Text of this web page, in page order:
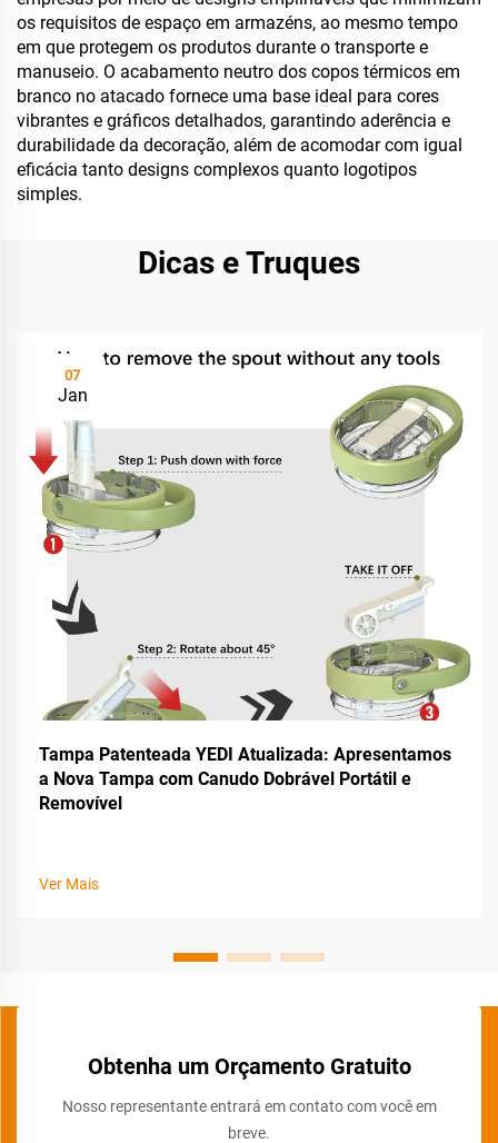
os requisitos de espaço em armazéns, ao mesmo tempo
em que protegem os produtos durante o transporte e
manuseio. O acabamento neutro dos copos térmicos em
branco no atacado fornece uma base ideal para cores
vibrantes e gráficos detalhados, garantindo aderência e
durabilidade da decoração, além de acomodar com igual
eficácia tanto designs complexos quanto logotipos
simples.
Dicas e Truques
07
Jan
Tampa Patenteada YEDI Atualizada: Apresentamos
a Nova Tampa com Canudo Dobrável Portátil e
Removível
Ver Mais
Obtenha um Orçamento Gratuito
Nosso representante entrará em contato com você em
breve.